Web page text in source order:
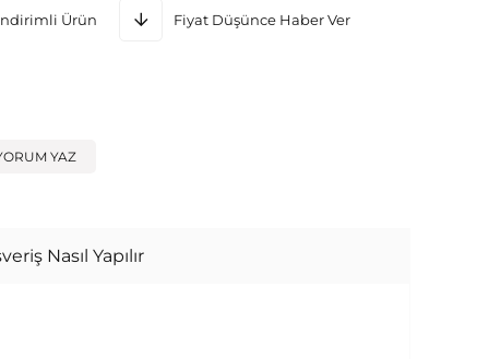
Ürün Fiyat Düşünce Haber Ver
YAZ
Nasıl Yapılır